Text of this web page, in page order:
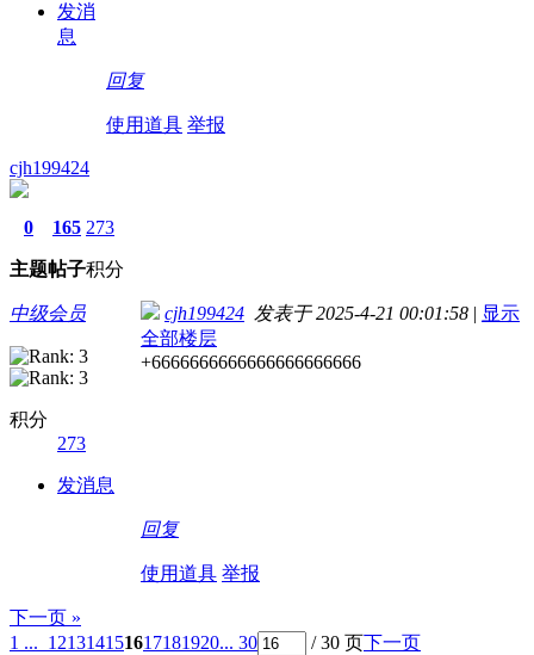
发消
息
回复
使用道具 举报
cjh199424
0
主题
165
帖子
273
积分
中级会员
积分
273
发消息
cjh199424 发表于 2025-4-21 00:01:58 | 显示
全部楼层
+6666666666666666666666
回复
使用道具 举报
下一页 »
1 ... 121314151617181920... 30 / 30 页下一页